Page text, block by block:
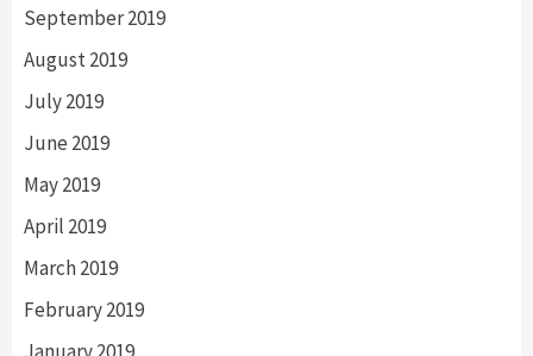
September 2019
August 2019
July 2019
June 2019
May 2019
April 2019
March 2019
February 2019